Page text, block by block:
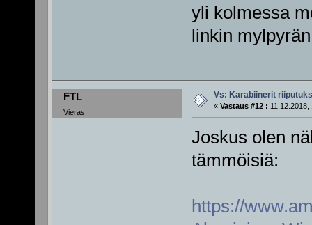
yli kolmessa
linkin
FTL
Vieras
Vs: Karabiinerit
« Vastaus #12 : 11.12.2018,
Joskus olen
tämmöisiä:
https://